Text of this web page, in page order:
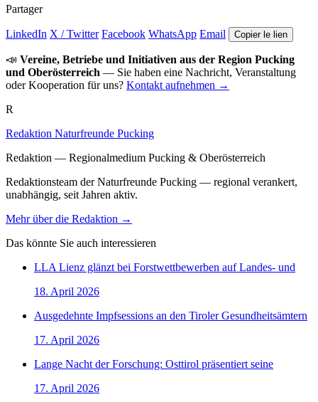
Partager
LinkedIn X / Twitter Facebook WhatsApp Email Copier le lien
📣 Vereine, Betriebe und Initiativen aus der Region Pucking
und Oberösterreich — Sie haben eine Nachricht, Veranstaltung
oder Kooperation für uns? Kontakt aufnehmen →
R
Redaktion Naturfreunde Pucking
Redaktion — Regionalmedium Pucking & Oberösterreich
Redaktionsteam der Naturfreunde Pucking — regional verankert,
unabhängig, seit Jahren aktiv.
Mehr über die Redaktion →
Das könnte Sie auch interessieren
LLA Lienz glänzt bei Forstwettbewerben auf Landes- und
18. April 2026
Ausgedehnte Impfsessions an den Tiroler Gesundheitsämtern
17. April 2026
Lange Nacht der Forschung: Osttirol präsentiert seine
17. April 2026